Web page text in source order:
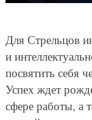
Для Стрельцов
и
посвятить себя
Успех ждет
сфере работы, а